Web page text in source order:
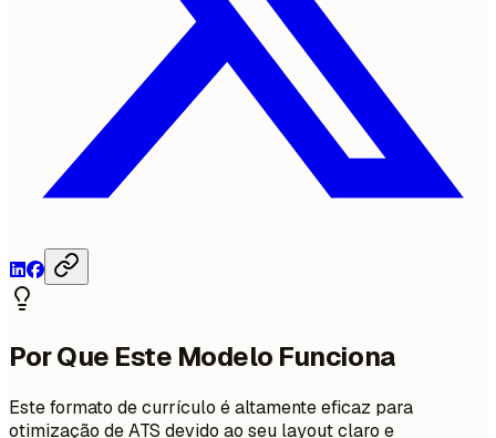
Por Que Este Modelo Funciona
Este formato de currículo é altamente eficaz para
otimização de ATS devido ao seu layout claro e